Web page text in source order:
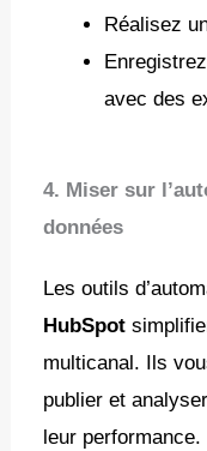
Réalisez
avec des
4. Miser sur
données
Les outils
HubSpot
multicanal. Ils
publier et
leur